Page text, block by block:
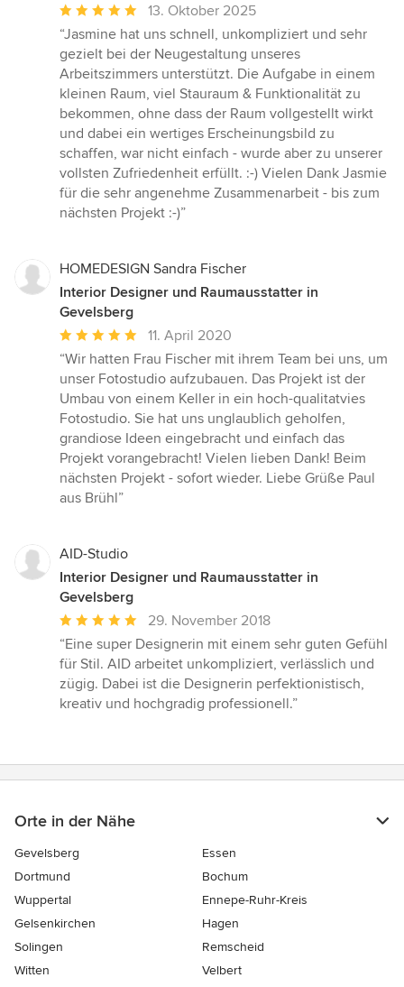
Durchschnittliche
Bewertung:
5
von
5
Sternen
13. Oktober 2025
“Jasmine hat uns schnell, unkompliziert und sehr
gezielt bei der Neugestaltung unseres
Arbeitszimmers unterstützt. Die Aufgabe in einem
kleinen Raum, viel Stauraum & Funktionalität zu
bekommen, ohne dass der Raum vollgestellt wirkt
und dabei ein wertiges Erscheinungsbild zu
schaffen, war nicht einfach - wurde aber zu unserer
vollsten Zufriedenheit erfüllt. :-) Vielen Dank Jasmie
für die sehr angenehme Zusammenarbeit - bis zum
nächsten Projekt :-)”
HOMEDESIGN Sandra Fischer
Interior Designer und Raumausstatter in
Gevelsberg
Durchschnittliche
Bewertung:
5
von
5
Sternen
11. April 2020
“Wir hatten Frau Fischer mit ihrem Team bei uns, um
unser Fotostudio aufzubauen. Das Projekt ist der
Umbau von einem Keller in ein hoch-qualitatvies
Fotostudio. Sie hat uns unglaublich geholfen,
grandiose Ideen eingebracht und einfach das
Projekt vorangebracht! Vielen lieben Dank! Beim
nächsten Projekt - sofort wieder. Liebe Grüße Paul
aus Brühl”
AID-Studio
Interior Designer und Raumausstatter in
Gevelsberg
Durchschnittliche
Bewertung:
5
von
5
29. November 2018
“Eine super Designerin mit einem sehr guten Gefühl
für Stil. AID arbeitet unkompliziert, verlässlich und
zügig. Dabei ist die Designerin perfektionistisch,
kreativ und hochgradig professionell.”
Orte in der Nähe
Gevelsberg
Essen
Dortmund
Bochum
Wuppertal
Ennepe-Ruhr-Kreis
Gelsenkirchen
Hagen
Solingen
Remscheid
Witten
Velbert